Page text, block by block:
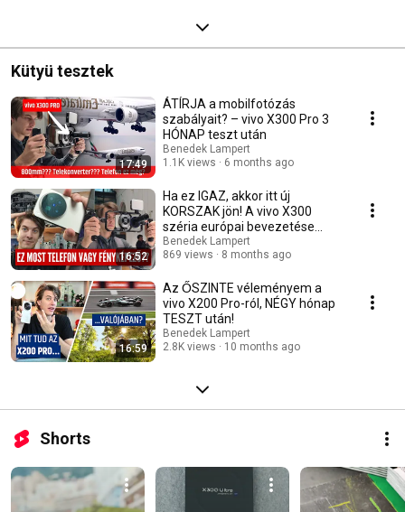
Kütyü tesztek
17:49
ÁTÍRJA a mobilfotózás
szabályait? – vivo X300 Pro 3
HÓNAP teszt után
Benedek Lampert
1.1K views
6 months ago
16:52
Ha ez IGAZ, akkor itt új
KORSZAK jön! A vivo X300
széria európai bevezetése
Bécsben
Benedek Lampert
869 views
8 months ago
16:59
Az ŐSZINTE véleményem a
vivo X200 Pro-ról, NÉGY hónap
TESZT után!
Benedek Lampert
2.8K views
10 months ago
Shorts